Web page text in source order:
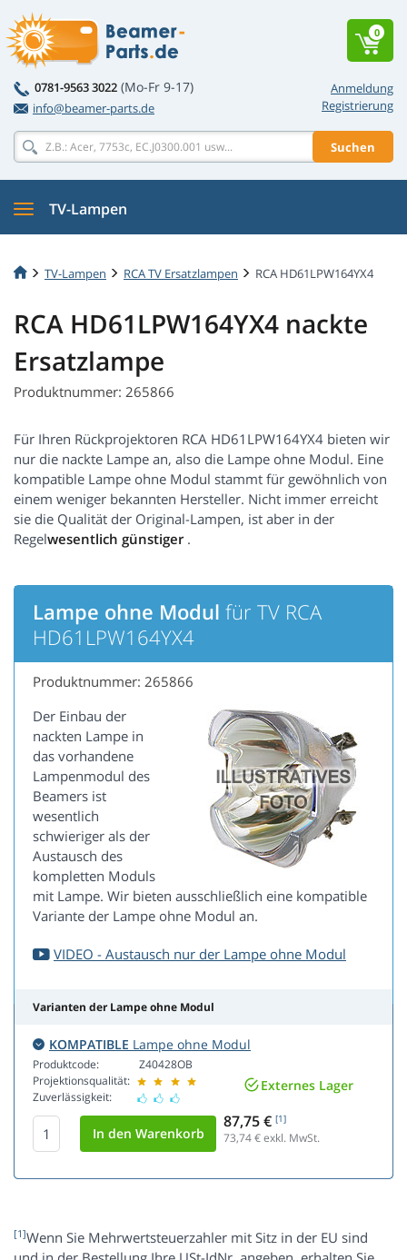
Anmeldung
Registrierung
0781-9563 3022 (Mo-Fr 9-17)
info@beamer-parts.de
Suchen
0
TV-Lampen
TV-Lampen RCA TV Ersatzlampen RCA HD61LPW164YX4
RCA HD61LPW164YX4 nackte
Ersatzlampe
Produktnummer: 265866
Für Ihren Rückprojektoren RCA HD61LPW164YX4 bieten wir
nur die nackte Lampe an, also die Lampe ohne Modul. Eine
kompatible Lampe ohne Modul stammt für gewöhnlich von
einem weniger bekannten Hersteller. Nicht immer erreicht
sie die Qualität der Original-Lampen, ist aber in der
Regelwesentlich günstiger .
Lampe ohne Modul für TV RCA
HD61LPW164YX4
Produktnummer: 265866
Der Einbau der
nackten Lampe in
das vorhandene
Lampenmodul des
Beamers ist
wesentlich
schwieriger als der
Austausch des
kompletten Moduls
mit Lampe. Wir bieten ausschließlich eine kompatible
Variante der Lampe ohne Modul an.
VIDEO - Austausch nur der Lampe ohne Modul
Varianten der Lampe ohne Modul
KOMPATIBLE Lampe ohne Modul
Produktcode:
Projektionsqualität:
Zuverlässigkeit:
Z40428OB
Externes Lager
87,75 € [1]
73,74€ exkl. MwSt.
[1]Wenn Sie Mehrwertsteuerzahler mit Sitz in der EU sind